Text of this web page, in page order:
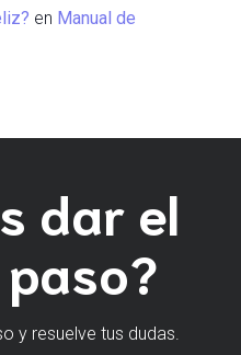
en Manual de
dar el
y resuelve tus dudas.